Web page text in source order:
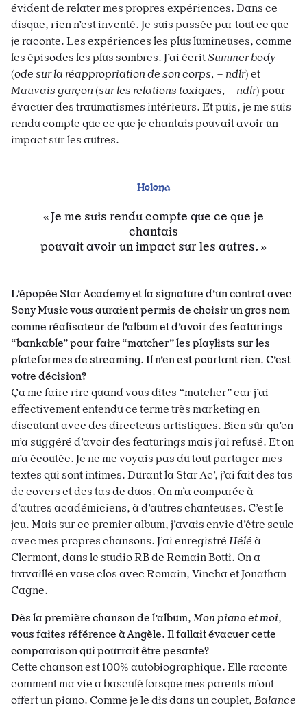
évident de relater mes propres expériences. Dans ce
disque, rien n’est inventé. Je suis passée par tout ce que
je raconte. Les expériences les plus lumineuses, comme
les épisodes les plus sombres. J’ai écritSummer body
(ode sur la réappropriation de son corps, – ndlr) et
Mauvais garçon (sur les relations toxiques, – ndlr) pour
évacuer des traumatismes intérieurs. Et puis, je me suis
rendu compte que ce que je chantais pouvait avoir un
impact sur les autres.
Helena
Je me suis rendu compte que ce que je
chantais
pouvait avoir un impact sur les autres.
L’épopée Star Academy et la signature d’un contrat avec
Sony Music vous auraient permis de choisir un gros nom
comme réalisateur de l’album et d’avoir des featurings
“bankable” pour faire “matcher” les playlists sur les
plateformes de streaming. Il n’en est pourtant rien. C’est
votre décision?
Ça me faire rire quand vous dites “matcher” car j’ai
effectivement entendu ce terme très marketing en
discutant avec des directeurs artistiques. Bien sûr qu’on
m’a suggéré d’avoir des featurings mais j’ai refusé. Et on
m’a écoutée. Je ne me voyais pas du tout partager mes
textes qui sont intimes. Durant la Star Ac’, j’ai fait des tas
de covers et des tas de duos. On m’a comparée à
d’autres académiciens, à d’autres chanteuses. C’est le
jeu. Mais sur ce premier album, j’avais envie d’être seule
avec mes propres chansons. J’ai enregistré Hélé à
Clermont, dans le studio RB de Romain Botti. On a
travaillé en vase clos avec Romain, Vincha et Jonathan
Cagne.
Dès la première chanson de l’album, Mon piano et moi,
vous faites référence à Angèle. Il fallait évacuer cette
comparaison qui pourrait être pesante?
Cette chanson est 100% autobiographique. Elle raconte
comment ma vie a basculé lorsque mes parents m’ont
offert un piano. Comme je le dis dans un couplet, Balance